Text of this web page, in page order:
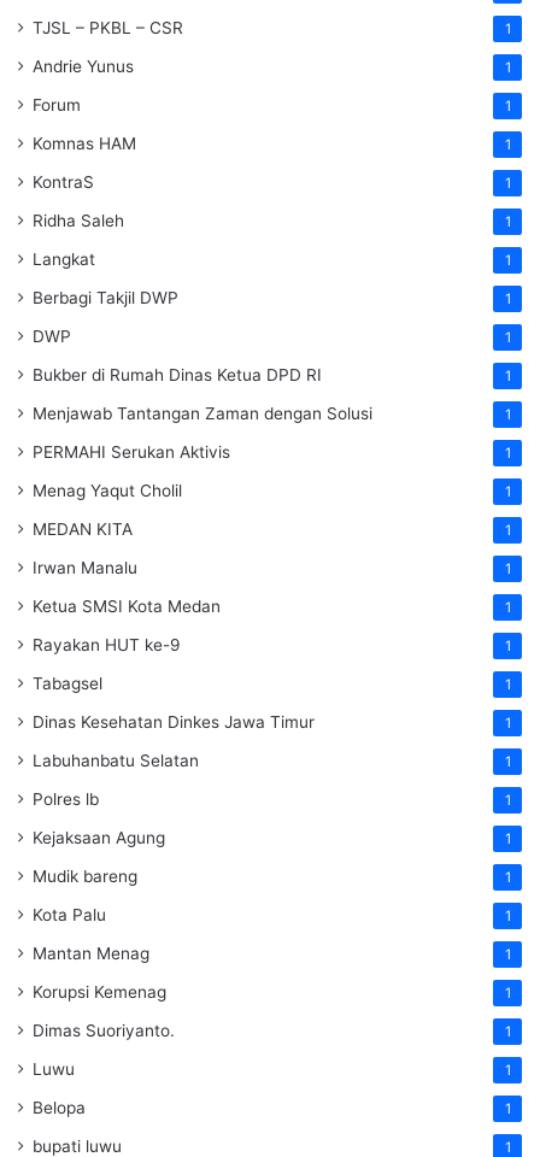
TJSL – PKBL – CSR 1
Andrie Yunus 1
Forum 1
Komnas HAM 1
KontraS 1
Ridha Saleh 1
Langkat 1
Berbagi Takjil DWP 1
DWP 1
Bukber di Rumah Dinas Ketua DPD RI 1
Menjawab Tantangan Zaman dengan Solusi 1
PERMAHI Serukan Aktivis 1
Menag Yaqut Cholil 1
MEDAN KITA 1
Irwan Manalu 1
Ketua SMSI Kota Medan 1
Rayakan HUT ke-9 1
Tabagsel 1
Dinas Kesehatan Dinkes Jawa Timur 1
Labuhanbatu Selatan 1
Polres lb 1
Kejaksaan Agung 1
Mudik bareng 1
Kota Palu 1
Mantan Menag 1
Korupsi Kemenag 1
Dimas Suoriyanto. 1
Luwu 1
Belopa 1
bupati luwu 1